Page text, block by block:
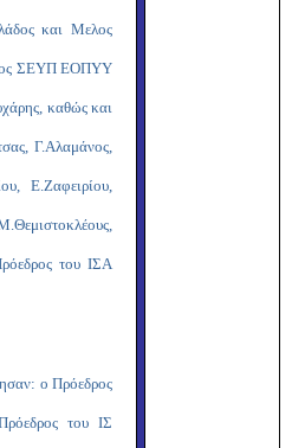
και Μελος
ΣΕΥΠ ΕΟΠΥΥ
καθώς και
Γ.Αλαμάνος,
Ε.Ζαφειρίου,
του ΙΣΑ
ο Πρόεδρος
του ΙΣ